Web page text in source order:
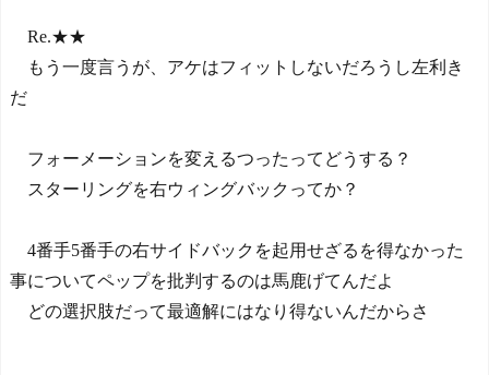
Re.★★
もう一度言うが、アケはフィットしないだろうし左利き
だ
フォーメーションを変えるつったってどうする？
スターリングを右ウィングバックってか？
4番手5番手の右サイドバックを起用せざるを得なかった
事についてペップを批判するのは馬鹿げてんだよ
どの選択肢だって最適解にはなり得ないんだからさ